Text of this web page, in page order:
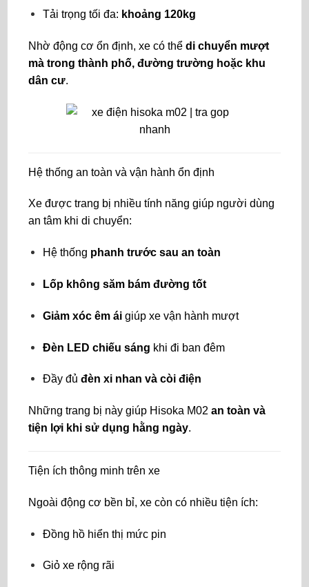
Tải trọng tối đa: khoảng 120kg
Nhờ động cơ ổn định, xe có thể di chuyển mượt
mà trong thành phố, đường trường hoặc khu
dân cư.
Hệ thống an toàn và vận hành ổn định
Xe được trang bị nhiều tính năng giúp người dùng
an tâm khi di chuyển:
Hệ thống phanh trước sau an toàn
Lốp không săm bám đường tốt
Giảm xóc êm áigiúp xe vận hành mượt
Đèn LED chiếu sáng khi đi ban đêm
Đầy đủ đèn xi nhan và còi điện
Những trang bị này giúp Hisoka M02 an toàn và
tiện lợi khi sử dụng hằng ngày.
Tiện ích thông minh trên xe
Ngoài động cơ bền bỉ, xe còn có nhiều tiện ích:
Đồng hồ hiển thị mức pin
Giỏ xe rộng rãi